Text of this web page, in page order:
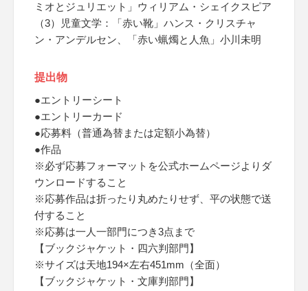
ミオとジュリエット」ウィリアム・シェイクスピア
（3）児童文学：「赤い靴」ハンス・クリスチャ
ン・アンデルセン、「赤い蝋燭と人魚」小川未明
提出物
●エントリーシート
●エントリーカード
●応募料（普通為替または定額小為替）
●作品
※必ず応募フォーマットを公式ホームページよりダ
ウンロードすること
※応募作品は折ったり丸めたりせず、平の状態で送
付すること
※応募は一人一部門につき3点まで
【ブックジャケット・四六判部門】
※サイズは天地194×左右451mm（全面）
【ブックジャケット・文庫判部門】